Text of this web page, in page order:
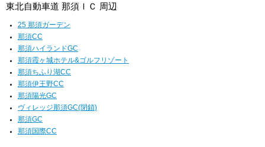
東北自動車道 那須ＩＣ 周辺
25 那須ガーデン
那須CC
那須ハイランドGC
那須霞ヶ城ホテル&ゴルフリゾート
那須ちふり湖CC
那須伊王野CC
那須陽光GC
ヴィレッジ那須GC(閉鎖)
那須GC
那須国際CC